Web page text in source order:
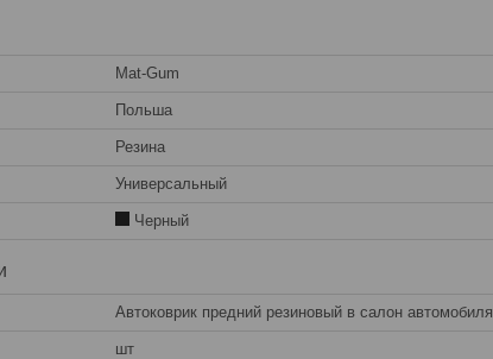
Mat-Gum
Польша
Резина
Универсальный
Черный
Автоковрик предний резиновый в салон автомобиля
шт